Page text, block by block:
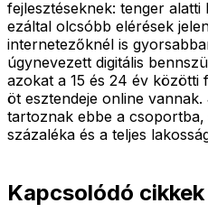
fejlesztéseknek: tenger
ezáltal olcsóbb elérések
internetezőknél is
úgynevezett digitális
azokat a 15 és 24 év közötti
öt esztendeje online
tartoznak ebbe a csoportba,
százaléka és a teljes
Kapcsolódó